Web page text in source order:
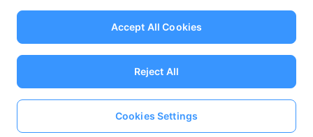
資金移動業者 関東財務局長第00068号、前払式支払手段（第三者型）発行
Cookies Settings
Reject All
Accept All Cookies